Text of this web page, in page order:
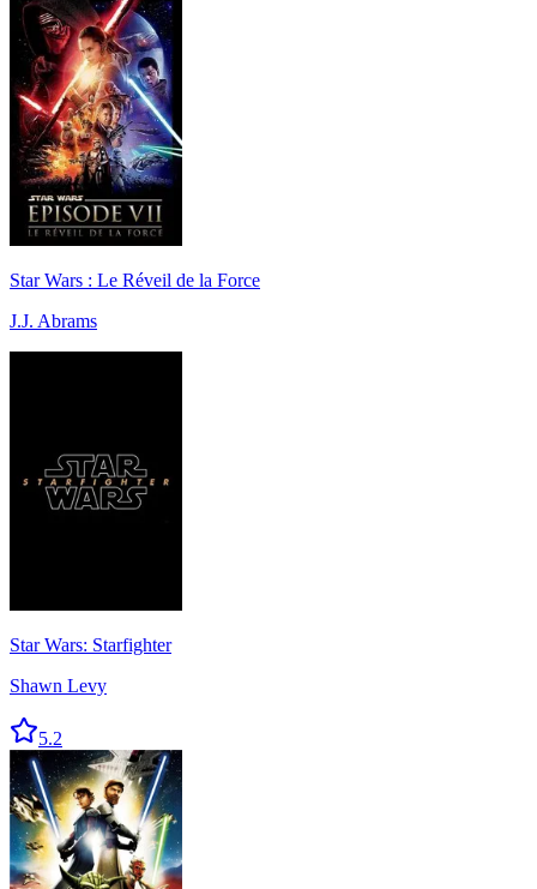
Star Wars : Le Réveil de la Force
J.J. Abrams
Star Wars: Starfighter
Shawn Levy
5.2